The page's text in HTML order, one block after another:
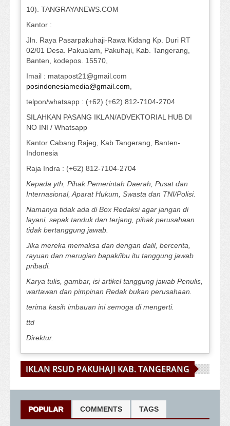
10). TANGRAYANEWS.COM
Kantor :
Jln. Raya Pasarpakuhaji-Rawa Kidang Kp. Duri RT
02/01 Desa. Pakualam, Pakuhaji, Kab. Tangerang,
Banten, kodepos. 15570,
Imail : matapost21@gmail.com
posindonesiamedia@gmail.com
telpon/whatsapp : (+62) (+62) 812-7104-2704
SILAHKAN PASANG IKLAN/ADVEKTORIAL HUB DI
NO INI / Whatsapp
Kantor Cabang Rajeg, Kab Tangerang, Banten-
Indonesia
Raja Indra : (+62) 812-7104-2704
Kepada yth, Pihak Pemerintah Daerah, Pusat dan
Internasional, Aparat Hukum, Swasta dan TNI/Polisi.
Namanya tidak ada di Box Redaksi agar jangan di
layani, sepak tanduk dan terjang, pihak perusahaan
tidak bertanggung jawab.
Jika mereka memaksa dan dengan dalil, bercerita,
rayuan dan merugian bapak/ibu itu tanggung jawab
pribadi.
Karya tulis, gambar, isi artikel tanggung jawab Penulis,
wartawan dan pimpinan Redak bukan perusahaan.
terima kasih imbauan ini semoga di mengerti.
ttd
Direktur.
IKLAN RSUD PAKUHAJI KAB. TANGERANG
POPULAR COMMENTS TAGS